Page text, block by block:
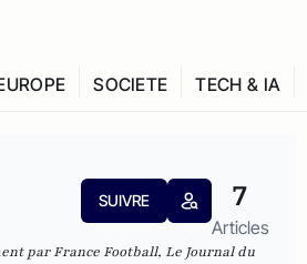
SOCIETE TECH & IA
SUIVRE 7
Articles
par France Football, Le Journal du